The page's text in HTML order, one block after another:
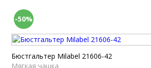
-50%
Бюстгальтер Milabel 21606-42
Мягкая чашка